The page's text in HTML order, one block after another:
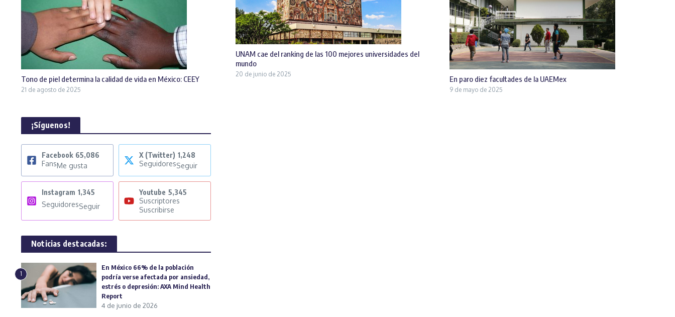
Tono de piel determina la calidad de vida en México: CEEY
21 de agosto de 2025
UNAM cae del ranking de las 100 mejores universidades del
mundo
20 de junio de 2025
En paro diez facultades de la UAEMex
9 de mayo de 2025
¡Síguenos!
Facebook 65,086
FansMe gusta
X (Twitter) 1,248
SeguidoresSeguir
Instagram 1,345
SeguidoresSeguir
Youtube 5,345
Suscriptores
Suscribirse
Noticias destacadas:
1
En México 66% de la población
podría verse afectada por ansiedad,
estrés o depresión: AXA Mind Health
Report
4 de junio de 2026